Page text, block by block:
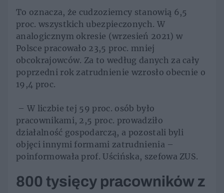
To oznacza, że cudzoziemcy stanowią 6,5
proc. wszystkich ubezpieczonych. W
analogicznym okresie (wrzesień 2021) w
Polsce pracowało 23,5 proc. mniej
obcokrajowców. Za to według danych za cały
poprzedni rok zatrudnienie wzrosło obecnie o
19,4 proc.
– W liczbie tej 59 proc. osób było
pracownikami, 2,5 proc. prowadziło
działalność gospodarczą, a pozostali byli
objęci innymi formami zatrudnienia –
poinformowała prof. Uścińska, szefowa ZUS.
800 tysięcy pracowników z